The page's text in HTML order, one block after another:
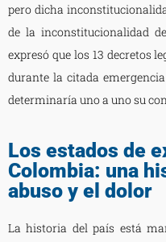
pero dicha
de la inconstitucionalidad
expresó que los 13 decretos
durante la citada
determinaría uno a uno su
Los estados de
Colombia: una
abuso y el dolor
La historia del país está